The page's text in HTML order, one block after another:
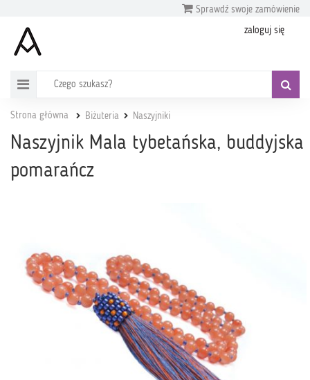
Sprawdź swoje zamówienie
zaloguj się
Strona główna Biżuteria Naszyjniki
Naszyjnik Mala tybetańska, buddyjska
pomarańcz